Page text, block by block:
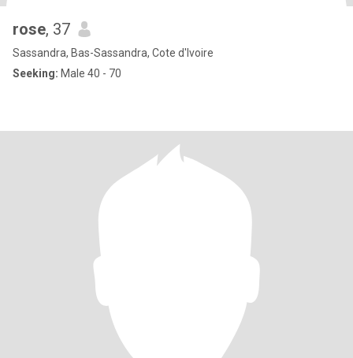
rose, 37
Sassandra, Bas-Sassandra, Cote d'Ivoire
Seeking: Male 40 - 70